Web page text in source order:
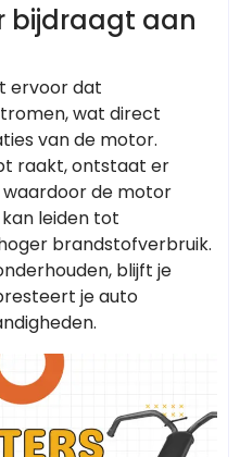
bijdraagt aan
ervoor dat
wat direct
van de motor.
raakt, ontstaat er
de motor
leiden tot
brandstofverbruik.
blijft je
je auto